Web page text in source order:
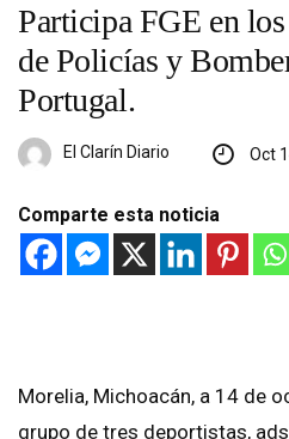
Participa FGE en
de Policías y
Portugal.
El Clarín Diario Oct
Comparte esta noticia
Morelia, Michoacán, a 14 de
grupo de tres deportistas,